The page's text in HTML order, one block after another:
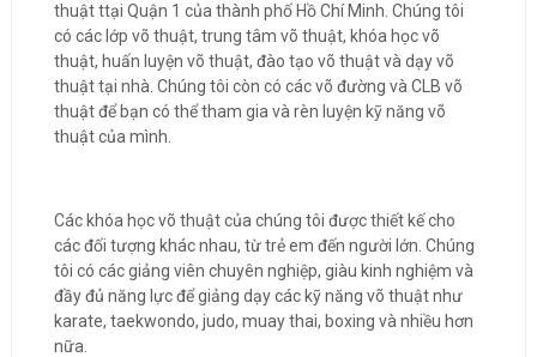
thuật ttại Quận 1 của thành phố Hồ Chí Minh. Chúng tôi
có các lớp võ thuật, trung tâm võ thuật, khóa học võ
thuật, huấn luyện võ thuật, đào tạo võ thuật và dạy võ
thuật tại nhà. Chúng tôi còn có các võ đường và CLB võ
thuật để bạn có thể tham gia và rèn luyện kỹ năng võ
thuật của mình.
Các khóa học võ thuật của chúng tôi được thiết kế cho
các đối tượng khác nhau, từ trẻ em đến người lớn. Chúng
tôi có các giảng viên chuyên nghiệp, giàu kinh nghiệm và
đầy đủ năng lực để giảng dạy các kỹ năng võ thuật như
karate, taekwondo, judo, muay thai, boxing và nhiều hơn
nữa.